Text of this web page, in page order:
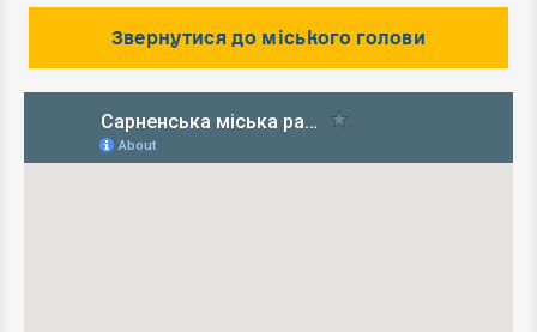
Звернутися до міського голови